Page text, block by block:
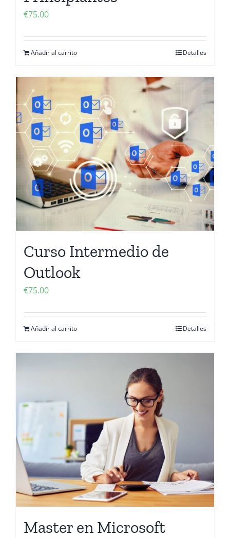
€75.00
Añadir al carrito Detalles
Curso Intermedio de
Outlook
€75.00
Añadir al carrito Detalles
Master en Microsoft